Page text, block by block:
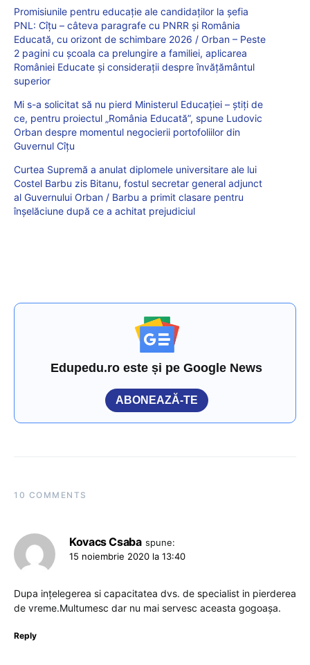
Promisiunile pentru educație ale candidaților la șefia
PNL: Cîțu – câteva paragrafe cu PNRR și România
Educată, cu orizont de schimbare 2026 / Orban – Peste
2 pagini cu școala ca prelungire a familiei, aplicarea
României Educate și considerații despre învățământul
superior
Mi s-a solicitat să nu pierd Ministerul Educației – știți de
ce, pentru proiectul „România Educată”, spune Ludovic
Orban despre momentul negocierii portofoliilor din
Guvernul Cîțu
Curtea Supremă a anulat diplomele universitare ale lui
Costel Barbu zis Bitanu, fostul secretar general adjunct
al Guvernului Orban / Barbu a primit clasare pentru
înşelăciune după ce a achitat prejudiciul
Edupedu.ro este și pe Google News
ABONEAZĂ-TE
10 COMMENTS
Kovacs Csaba spune:
15 noiembrie 2020 la 13:40
Dupa ințelegerea si capacitatea dvs. de specialist in pierderea
de vreme.Multumesc dar nu mai servesc aceasta gogoașa.
Reply